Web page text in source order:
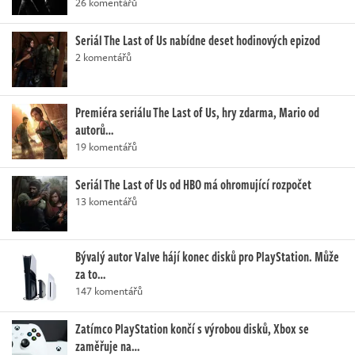
Seriál The Last of Us nabídne deset hodinových epizod
2 komentářů
Premiéra seriálu The Last of Us, hry zdarma, Mario od
autorů…
19 komentářů
Seriál The Last of Us od HBO má ohromující rozpočet
13 komentářů
Bývalý autor Valve hájí konec disků pro PlayStation. Může
za to…
147 komentářů
Zatímco PlayStation končí s výrobou disků, Xbox se
zaměřuje na…